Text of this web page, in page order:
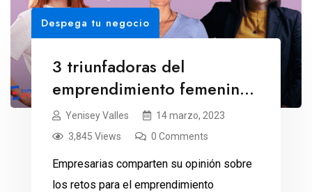
Despega tu negocio
3 triunfadoras del
emprendimiento femenino
en México
Yenisey Valles
14 marzo, 2023
3,845 Views
0 Comments
Empresarias comparten su opinión sobre
los retos para el emprendimiento